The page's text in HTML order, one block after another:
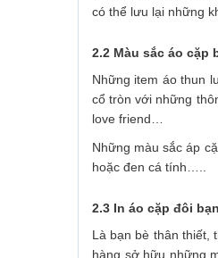
có thể lưu lại những
2.2 Màu sắc áo cặp
Những item áo thun
cổ tròn với những
love friend…
Những màu sắc áp
hoặc đen cá tính…..
2.3 In áo cặp đôi
Là bạn bè thân thiết,
hàng sở hữu những